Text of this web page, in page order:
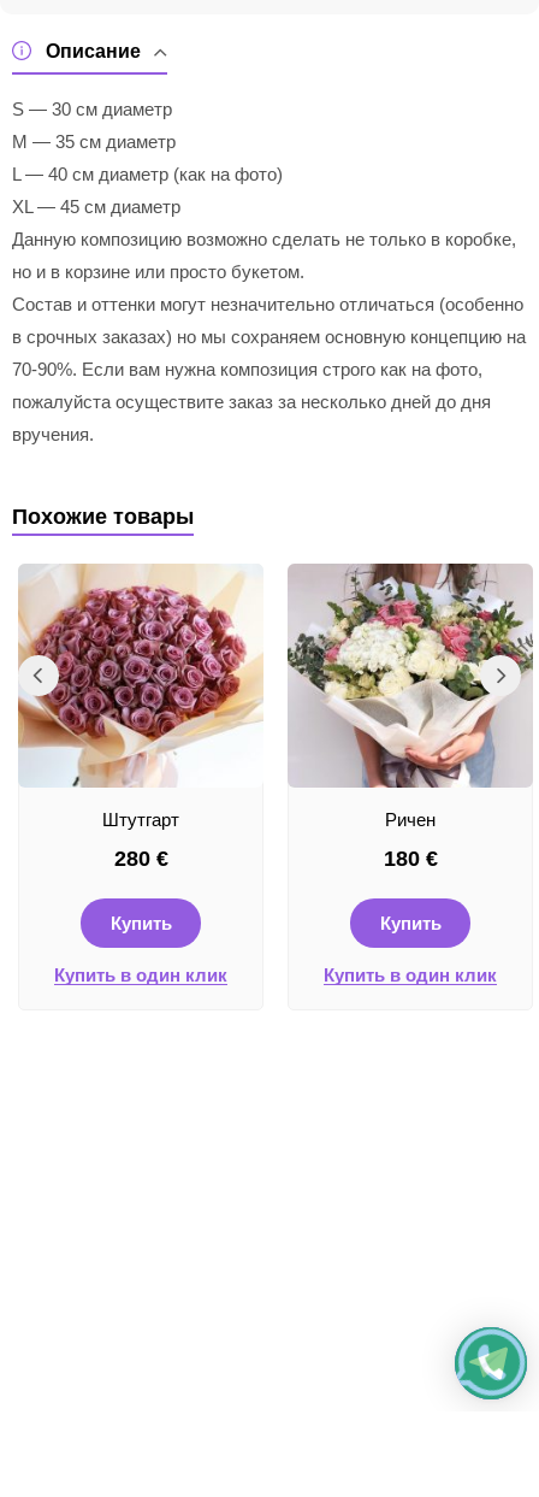
Описание
S — 30 см диаметр
M — 35 см диаметр
L — 40 см диаметр (как на фото)
XL — 45 см диаметр
Данную композицию возможно сделать не только в коробке,
но и в корзине или просто букетом.
Состав и оттенки могут незначительно отличаться (особенно
в срочных заказах) но мы сохраняем основную концепцию на
70-90%. Если вам нужна композиция строго как на фото,
пожалуйста осуществите заказ за несколько дней до дня
вручения.
Похожие товары
Штутгарт
280 €
Купить
Купить в один клик
Ричен
180 €
Купить
Купить в один клик